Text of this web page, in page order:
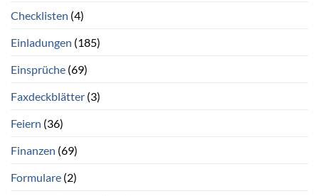
Checklisten (4)
Einladungen (185)
Einsprüche (69)
Faxdeckblätter (3)
Feiern (36)
Finanzen (69)
Formulare (2)